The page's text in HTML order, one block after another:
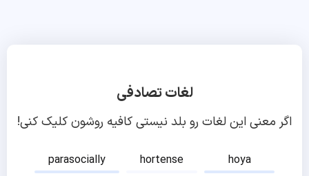
لغات تصادفی
اگر معنی این لغات رو بلد نیستی کافیه روشون کلیک کنی!
parasocially hortense
hoya